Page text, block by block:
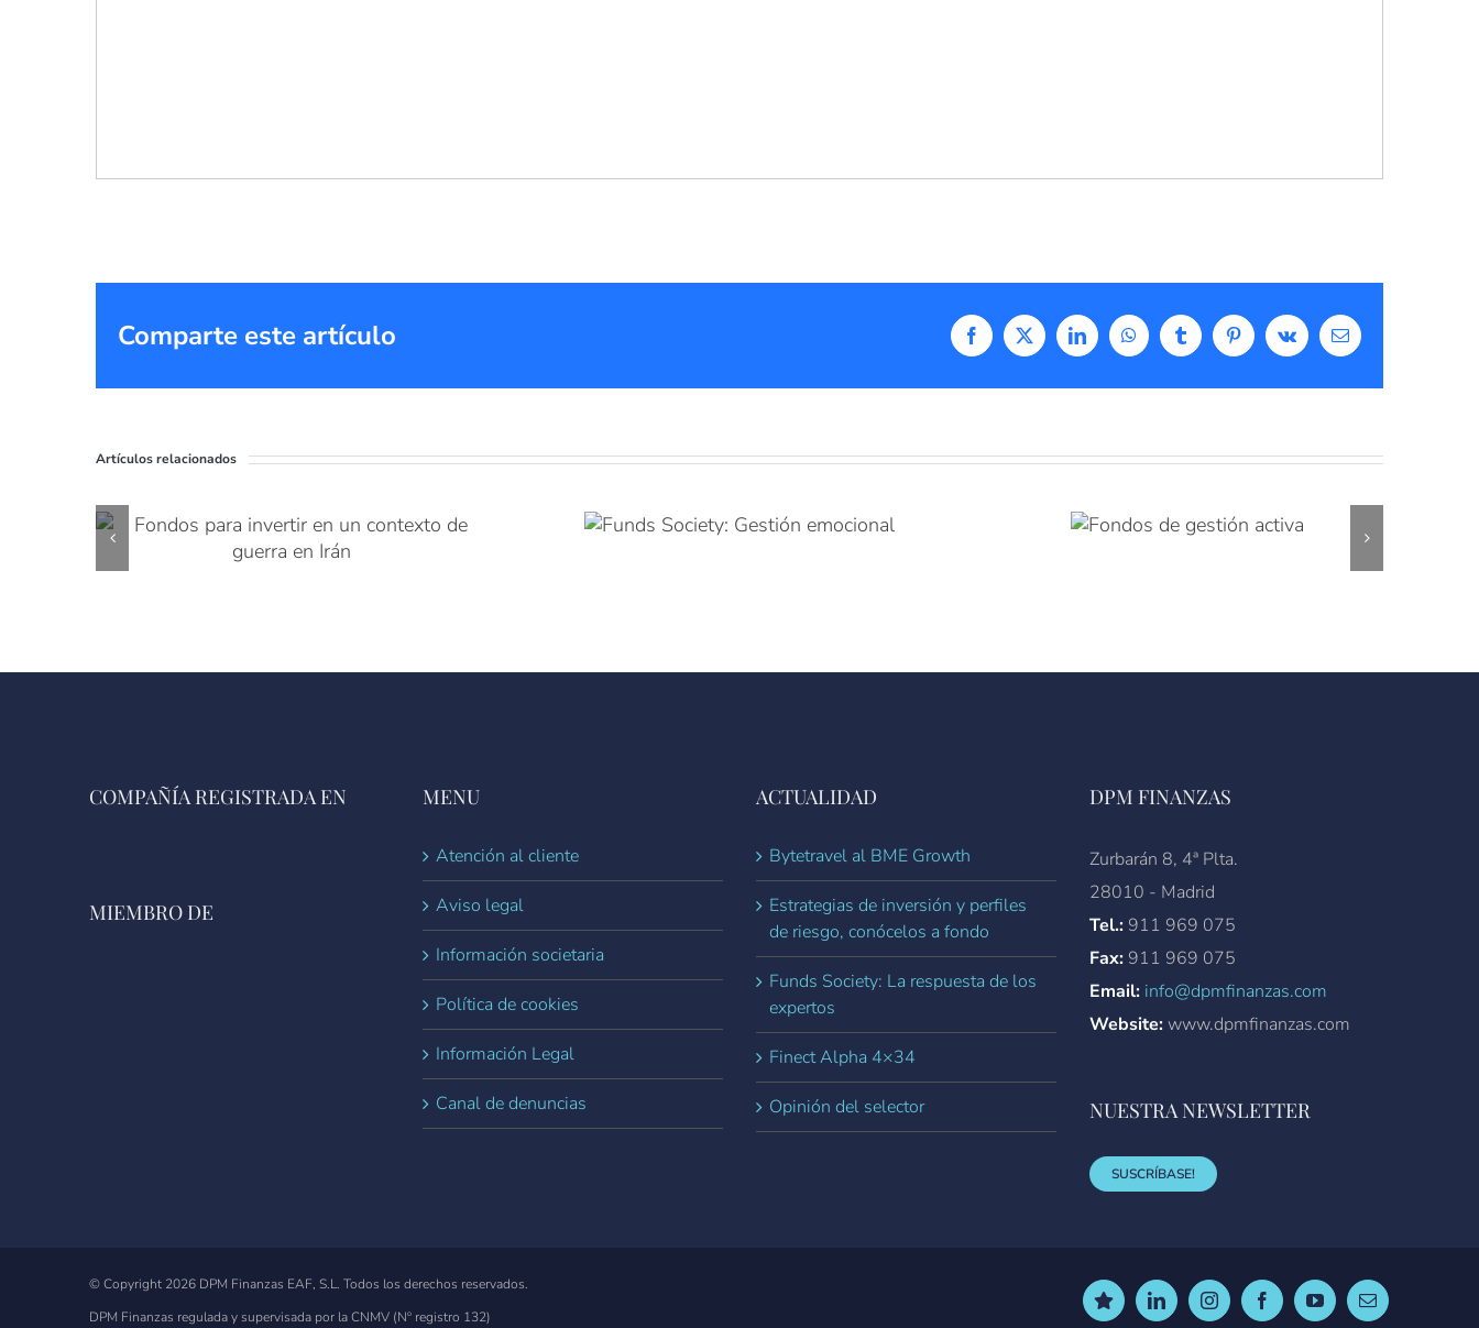
Comparte este artículo Facebook
X LinkedInWhatsAppTumblrPinterestVk
Correo
electrónico
Artículos relacionados
COMPAÑÍA REGISTRADA EN
MIEMBRO DE
MENU
Atención al cliente
Aviso legal
Información societaria
Política de cookies
Información Legal
Canal de denuncias
ACTUALIDAD
Bytetravel al BME Growth
Estrategias de inversión y perfiles
de riesgo, conócelos a fondo
Funds Society: La respuesta de los
expertos
Finect Alpha 4×34
Opinión del selector
DPM FINANZAS
Zurbarán 8, 4ª Plta.
28010 - Madrid
Tel.: 911 969 075
Fax: 911 969 075
Email: info@dpmfinanzas.com
Website:www.dpmfinanzas.com
NUESTRA NEWSLETTER
SUSCRÍBASE!
© Copyright 2026 DPM Finanzas EAF, S.L. Todos los derechos reservados.
DPM Finanzas regulada y supervisada por la CNMV (Nº registro 132)
TrustpilotLinkedInInstagramFacebookYouTubeCorreo